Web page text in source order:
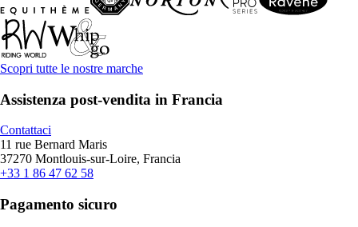
Scopri tutte le nostre marche
Assistenza post-vendita in Francia
Contattaci
11 rue Bernard Maris
37270 Montlouis-sur-Loire, Francia
+33 1 86 47 62 58
Pagamento sicuro